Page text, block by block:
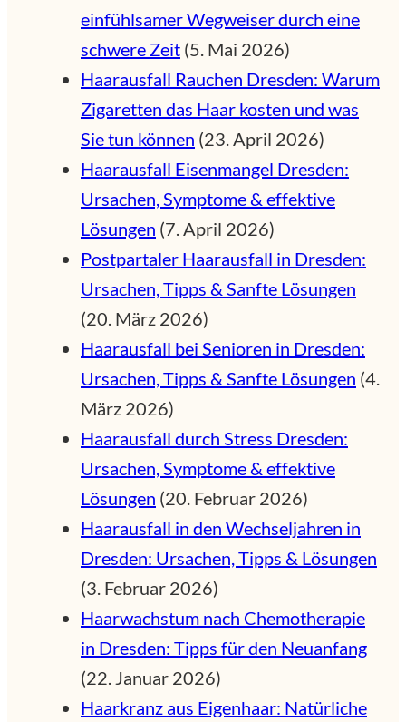
einfühlsamer Wegweiser durch eine
schwere Zeit (5. Mai 2026)
Haarausfall Rauchen Dresden: Warum
Zigaretten das Haar kosten und was
Sie tun können (23. April 2026)
Haarausfall Eisenmangel Dresden:
Ursachen, Symptome & effektive
Lösungen (7. April 2026)
Postpartaler Haarausfall in Dresden:
Ursachen, Tipps & Sanfte Lösungen
(20. März 2026)
Haarausfall bei Senioren in Dresden:
Ursachen, Tipps & Sanfte Lösungen (4.
März 2026)
Haarausfall durch Stress Dresden:
Ursachen, Symptome & effektive
Lösungen (20. Februar 2026)
Haarausfall in den Wechseljahren in
Dresden: Ursachen, Tipps & Lösungen
(3. Februar 2026)
Haarwachstum nach Chemotherapie
in Dresden: Tipps für den Neuanfang
(22. Januar 2026)
Haarkranz aus Eigenhaar: Natürliche